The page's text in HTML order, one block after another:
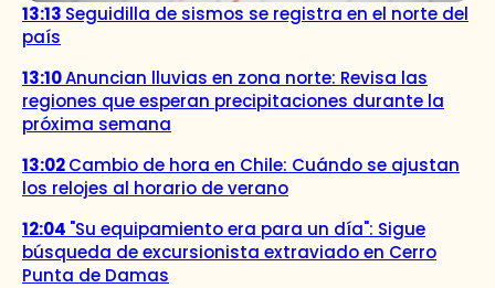
13:13 Seguidilla de sismos se registra en el norte del
país
13:10Anuncian lluvias en zona norte: Revisa las
regiones que esperan precipitaciones durante la
próxima semana
13:02Cambio de hora en Chile: Cuándo se ajustan
los relojes al horario de verano
12:04 "Su equipamiento era para un día": Sigue
búsqueda de excursionista extraviado en Cerro
Punta de Damas